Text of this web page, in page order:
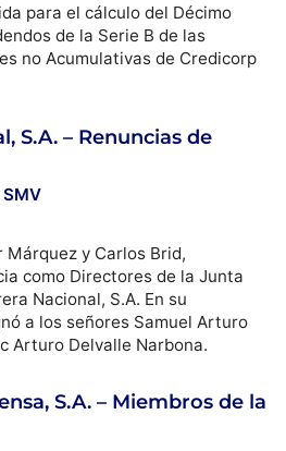
para el cálculo del Décimo
de la Serie B de las
no Acumulativas de Credicorp
S.A. – Renuncias de
SMV
Márquez y Carlos Brid,
como Directores de la Junta
Nacional, S.A. En su
a los señores Samuel Arturo
Arturo Delvalle Narbona.
S.A. – Miembros de la